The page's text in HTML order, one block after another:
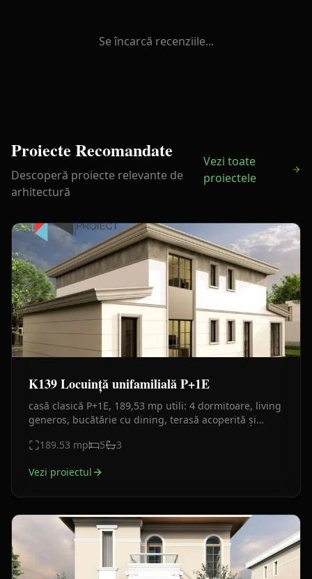
Se încarcă recenziile...
Proiecte Recomandate
Descoperă proiecte relevante de
arhitectură
Vezi toate
proiectele
K139 Locuință unifamilială P+1E
casă clasică P+1E, 189,53 mp utili: 4 dormitoare, living
generos, bucătărie cu dining, terasă acoperită și
189.53 mp 5 3
Vezi proiectul